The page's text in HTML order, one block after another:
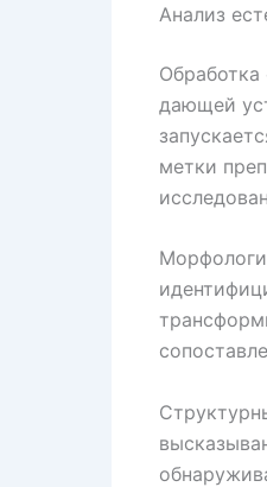
Анализ
Обработка
дающей
метки